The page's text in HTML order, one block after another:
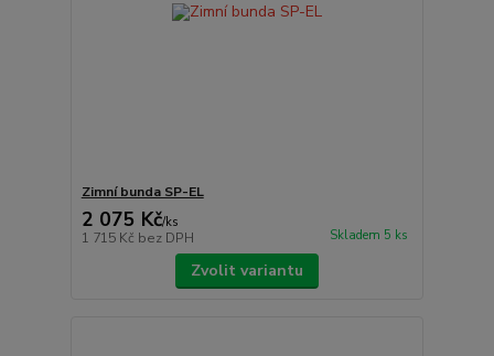
Zimní bunda SP-EL
2 075 Kč/ks
1 715 Kč bez DPH Skladem 5 ks
Zvolit variantu